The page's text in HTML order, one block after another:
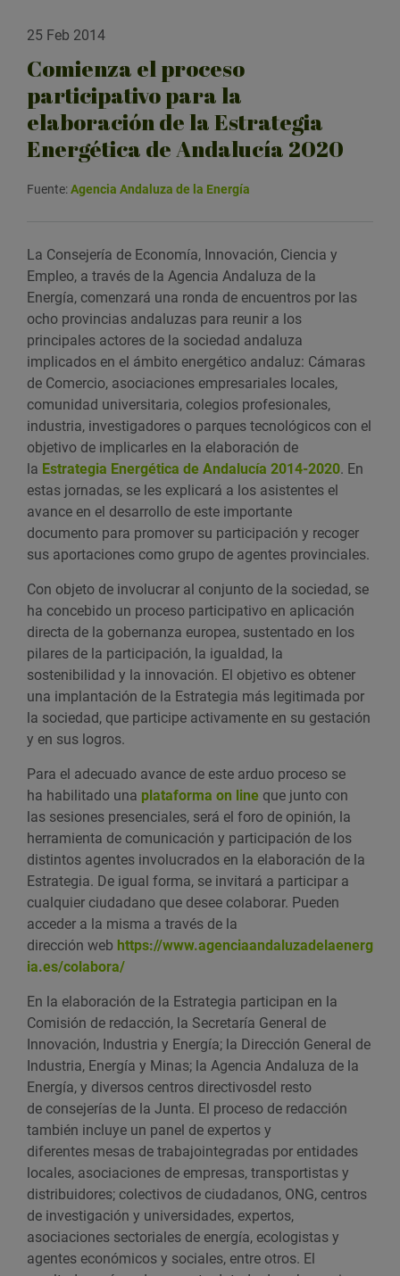
25 Feb 2014
Comienza el proceso
participativo para la
elaboración de la Estrategia
Energética de Andalucía 2020
Fuente:Agencia Andaluza de la Energía
La Consejería de Economía, Innovación, Ciencia y
Empleo, a través de la Agencia Andaluza de la
Energía, comenzará una ronda de encuentros por las
ocho provincias andaluzas para reunir a los
principales actores de la sociedad andaluza
implicados en el ámbito energético andaluz: Cámaras
de Comercio, asociaciones empresariales locales,
comunidad universitaria, colegios profesionales,
industria, investigadores o parques tecnológicos con el
objetivo de implicarles en la elaboración de
la Estrategia Energética de Andalucía 2014-2020. En
estas jornadas, se les explicará a los asistentes el
avance en el desarrollo de este importante
documento para promover su participación y recoger
sus aportaciones como grupo de agentes provinciales.
Con objeto de involucrar al conjunto de la sociedad, se
ha concebido un proceso participativo en aplicación
directa de la gobernanza europea, sustentado en los
pilares de la participación, la igualdad, la
sostenibilidad y la innovación. El objetivo es obtener
una implantación de la Estrategia más legitimada por
la sociedad, que participe activamente en su gestación
y en sus logros.
Para el adecuado avance de este arduo proceso se
ha habilitado una plataforma on line que junto con
las sesiones presenciales, será el foro de opinión, la
herramienta de comunicación y participación de los
distintos agentes involucrados en la elaboración de la
Estrategia. De igual forma, se invitará a participar a
cualquier ciudadano que desee colaborar. Pueden
acceder a la misma a través de la
dirección web https://www.agenciaandaluzadelaenerg
ia.es/colabora/
En la elaboración de la Estrategia participan en la
Comisión de redacción, la Secretaría General de
Innovación, Industria y Energía; la Dirección General de
Industria, Energía y Minas; la Agencia Andaluza de la
Energía, y diversos centros directivosdel resto
de consejerías de la Junta. El proceso de redacción
también incluye un panel de expertos y
diferentes mesas de trabajointegradas por entidades
locales, asociaciones de empresas, transportistas y
distribuidores; colectivos de ciudadanos, ONG, centros
de investigación y universidades, expertos,
asociaciones sectoriales de energía, ecologistas y
agentes económicos y sociales, entre otros. El